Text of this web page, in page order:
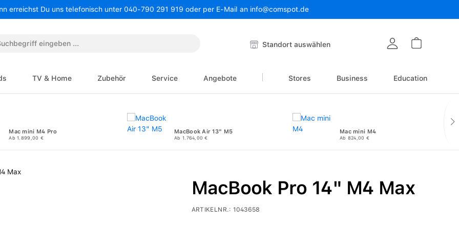
erreichst Du uns telefonisch unter 040-790 291 919 oder per E-Mail an info@comspot.de
Standort auswählen
TV & Home Zubehör Service Angebote Stores Business Education
Mac mini M4 Pro
Ab 1.899,00 €
MacBook Air 13" M5
Ab 1.764,00 €
Mac mini M4
Ab 824,00 €
MacBook Pro 14" M4 Max
ARTIKELNR.: 1043658